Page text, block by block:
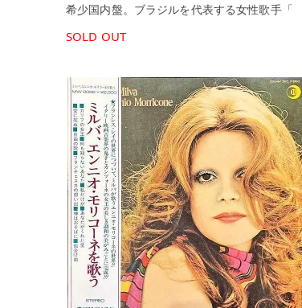
希少国内盤。ブラジルを代表する女性歌手「
SOLD OUT